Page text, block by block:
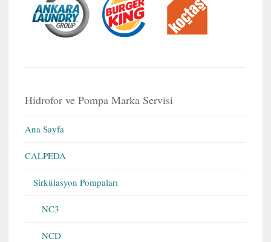
Hidrofor ve Pompa Marka Servisi
Ana Sayfa
CALPEDA
Sirkülasyon Pompaları
NC3
NCD